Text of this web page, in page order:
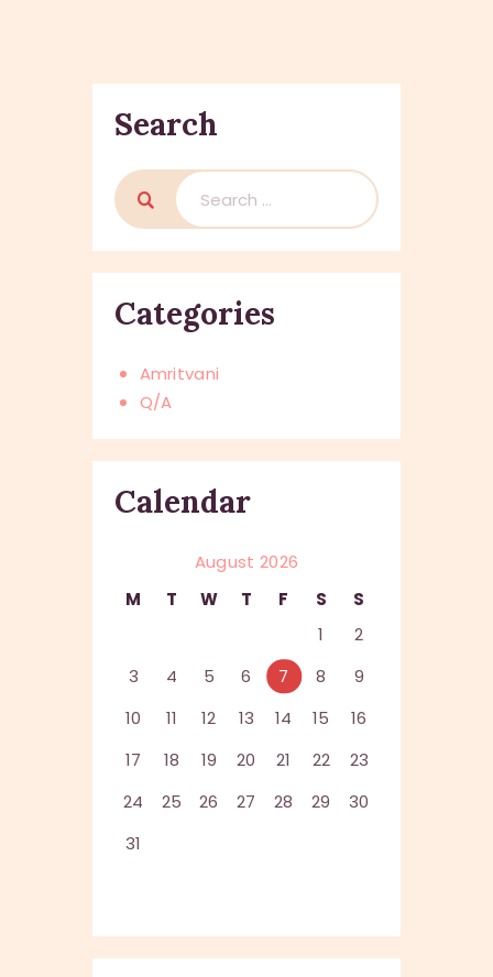
Search
Search
for:
Categories
Amritvani
Q/A
Calendar
August 2026
M
T W T F S
S
1
2
3
4 5 6 7 8
9
10
11 12 13 14 15
16
17
18 19 20 21 22
23
24
25 26 27 28 29
30
31